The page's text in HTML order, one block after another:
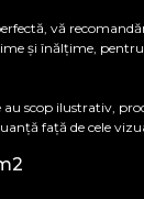
vă
și înălțime,
au scop ilustrativ,
față de cele